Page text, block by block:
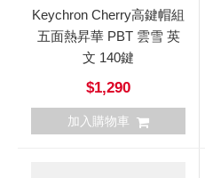
Keychron Cherry高鍵帽組
五面熱昇華 PBT 雲雪 英
文 140鍵
$1,290
加入購物車